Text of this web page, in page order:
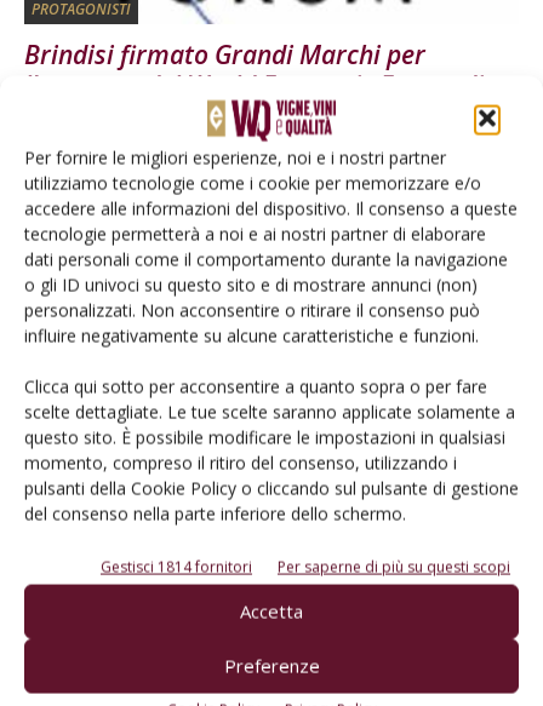
Per fornire le migliori esperienze, noi e i nostri partner
utilizziamo tecnologie come i cookie per memorizzare e/o
accedere alle informazioni del dispositivo. Il consenso a queste
tecnologie permetterà a noi e ai nostri partner di elaborare
dati personali come il comportamento durante la navigazione
o gli ID univoci su questo sito e di mostrare annunci (non)
personalizzati. Non acconsentire o ritirare il consenso può
influire negativamente su alcune caratteristiche e funzioni.
Clicca qui sotto per acconsentire a quanto sopra o per fare
scelte dettagliate. Le tue scelte saranno applicate solamente a
questo sito. È possibile modificare le impostazioni in qualsiasi
momento, compreso il ritiro del consenso, utilizzando i
pulsanti della Cookie Policy o cliccando sul pulsante di gestione
del consenso nella parte inferiore dello schermo.
Gestisci 1814 fornitori Per saperne di più su questi scopi
Accetta
Preferenze
PROTAGONISTI
Brindisi firmato Grandi Marchi per
l’apertura del World Economic Forum di...
20 Gennaio 2015
ATTUALITÀ
In Umbria la 4^ edizione dei corsi
dell’Institute of Masters of...
DiRedazione 16 Gennaio 2015